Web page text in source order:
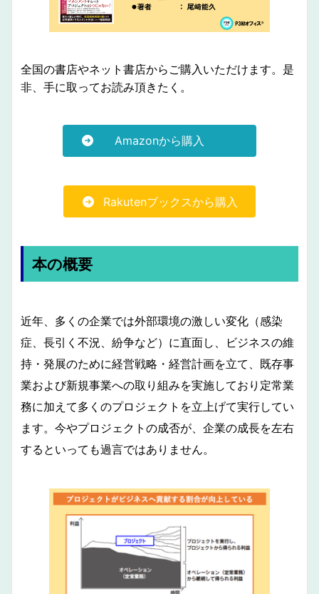
全国の書店やネット書店からご購入いただけます。是
非、手に取ってお読み頂きたく。
Amazonから購入
Rakutenブックスから購入
本の概要
近年、多くの企業では外部環境の激しい変化（感染
症、長引く不況、紛争など）に直面し、ビジネスの維
持・発展のために経営戦略・経営計画を立て、既存事
業および新規事業への取り組みを実施しており定常業
務に加えて多くのプロジェクトを立上げて実行してい
ます。今やプロジェクトの成否が、企業の成長を左右
するといっても過言ではありません。